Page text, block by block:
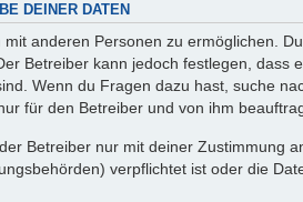
DEINER DATEN
anderen Personen zu ermöglichen.
Betreiber kann jedoch festlegen,
Wenn du Fragen dazu hast, suche
für den Betreiber und von ihm
Betreiber nur mit deiner Zustimmung
verpflichtet ist oder die